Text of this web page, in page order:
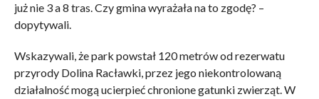
już nie 3 a 8 tras. Czy gmina wyrażała na to zgodę? –
dopytywali.
Wskazywali, że park powstał 120 metrów od rezerwatu
przyrody Dolina Racławki, przez jego niekontrolowaną
działalność mogą ucierpieć chronione gatunki zwierząt. W